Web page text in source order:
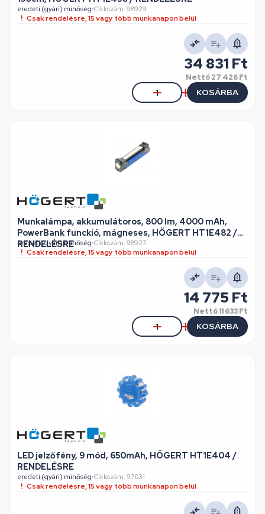
eredeti (gyári) minőség•Cikkszám: 98929
Csak rendelésre, 15 vagy több munkanapon belül
34 831 Ft
Nettó27 426 Ft
KOSÁRBA
Munkalámpa, akkumulátoros, 800 lm, 4000 mAh,
PowerBank funckió, mágneses, HÖGERT HT1E482 /
RENDELÉSRE
eredeti (gyári) minőség•Cikkszám: 98927
Csak rendelésre, 15 vagy több munkanapon belül
14 775 Ft
Nettó11 633 Ft
KOSÁRBA
LED jelzőfény, 9 mód, 650mAh, HÖGERT HT1E404 /
RENDELÉSRE
eredeti (gyári) minőség•Cikkszám: 97031
Csak rendelésre, 15 vagy több munkanapon belül